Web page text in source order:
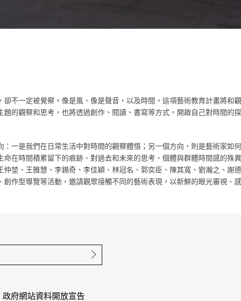
卻不一定被覺察。像是風、像是聲音，以及時間。這項藝術教育計畫將和
的觀察和思考，也將透過創作、閱讀、書寫等方式，開啟自己對時間的
：一是我們在日常生活中對時間的觀察體悟；另一個方向，則是藝術家如
命在時間積累留下的痕跡、對過去和未來的思考、個體與群體時間感的殊
堃、王雅慧、李錫奇、李佳穎、林冠名、郭奕臣、陳其寬、劉瀚之、謝
作型導覽等活動，邀請觀眾接觸不同的藝術表現，以新鮮的眼光審視、
確定送出
政府網站資料開放宣告